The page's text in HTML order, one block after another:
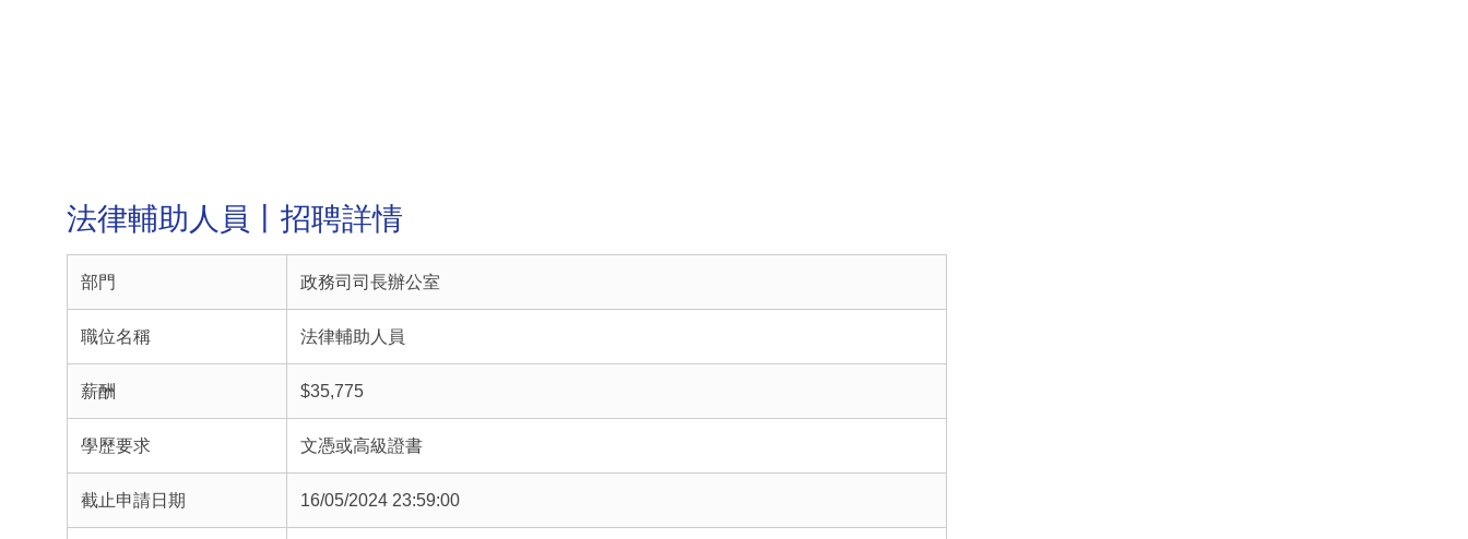
法律輔助人員丨招聘詳情
部門 政務司司長辦公室
職位名稱 法律輔助人員
薪酬 $35,775
學歷要求 文憑或高級證書
截止申請日期 16/05/2024 23:59:00